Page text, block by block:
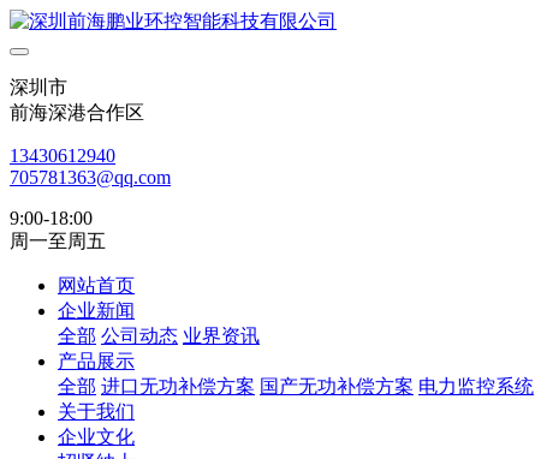
深圳市
前海深港合作区
13430612940
705781363@qq.com
9:00-18:00
周一至周五
网站首页
企业新闻
全部 公司动态 业界资讯
产品展示
全部 进口无功补偿方案 国产无功补偿方案 电力监控系统
关于我们
企业文化